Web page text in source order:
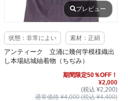
プレビュー
状態：非常によい 素材：正絹
アンティーク 立涌に幾何学模様織出
し本場結城紬着物（ちぢみ）
期間限定50％OFF！
¥2,000
(税込 ¥2,200)
通常価格 ¥4,000 (税込 ¥4,400)